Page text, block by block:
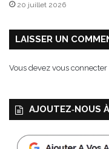
s
-
-
20 juillet 2026
LAISSER UN
Vous devez vous connecter
AJOUTEZ‑NOUS